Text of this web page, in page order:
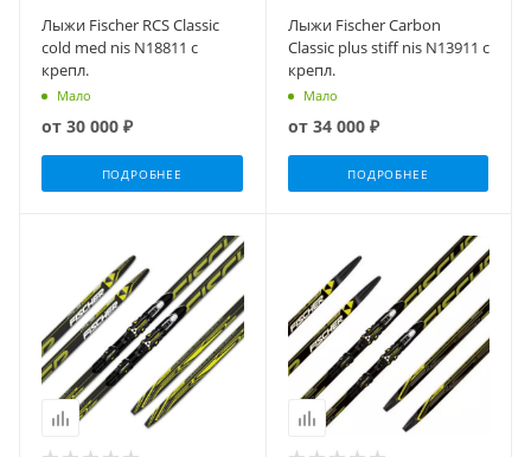
Лыжи Fischer RCS Classic
cold med nis N18811 с
крепл.
Мало
от 30 000 ₽
ПОДРОБНЕЕ
Лыжи Fischer Carbon
Classic plus stiff nis N13911 с
крепл.
Мало
от 34 000 ₽
ПОДРОБНЕЕ